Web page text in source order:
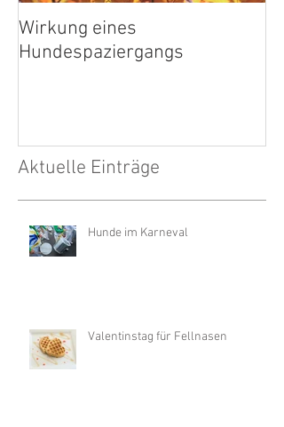
Wirkung eines
Hundespaziergangs
Aktuelle Einträge
Hunde im Karneval
Valentinstag für Fellnasen